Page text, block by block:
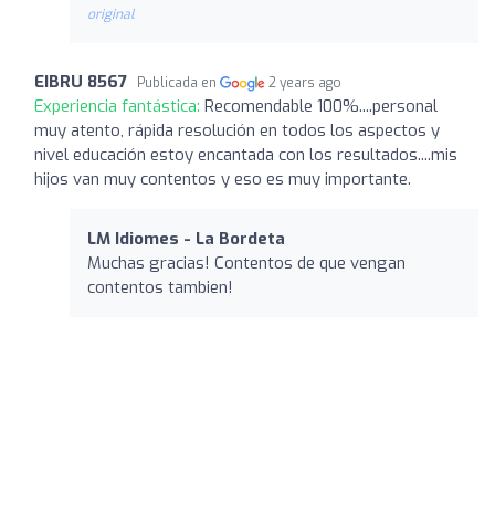
original
EIBRU 8567 Publicada en 2 years ago
Experiencia fantástica: Recomendable 100%....personal
muy atento, rápida resolución en todos los aspectos y
nivel educación estoy encantada con los resultados....mis
hijos van muy contentos y eso es muy importante.
LM Idiomes - La Bordeta
Muchas gracias! Contentos de que vengan
contentos tambien!